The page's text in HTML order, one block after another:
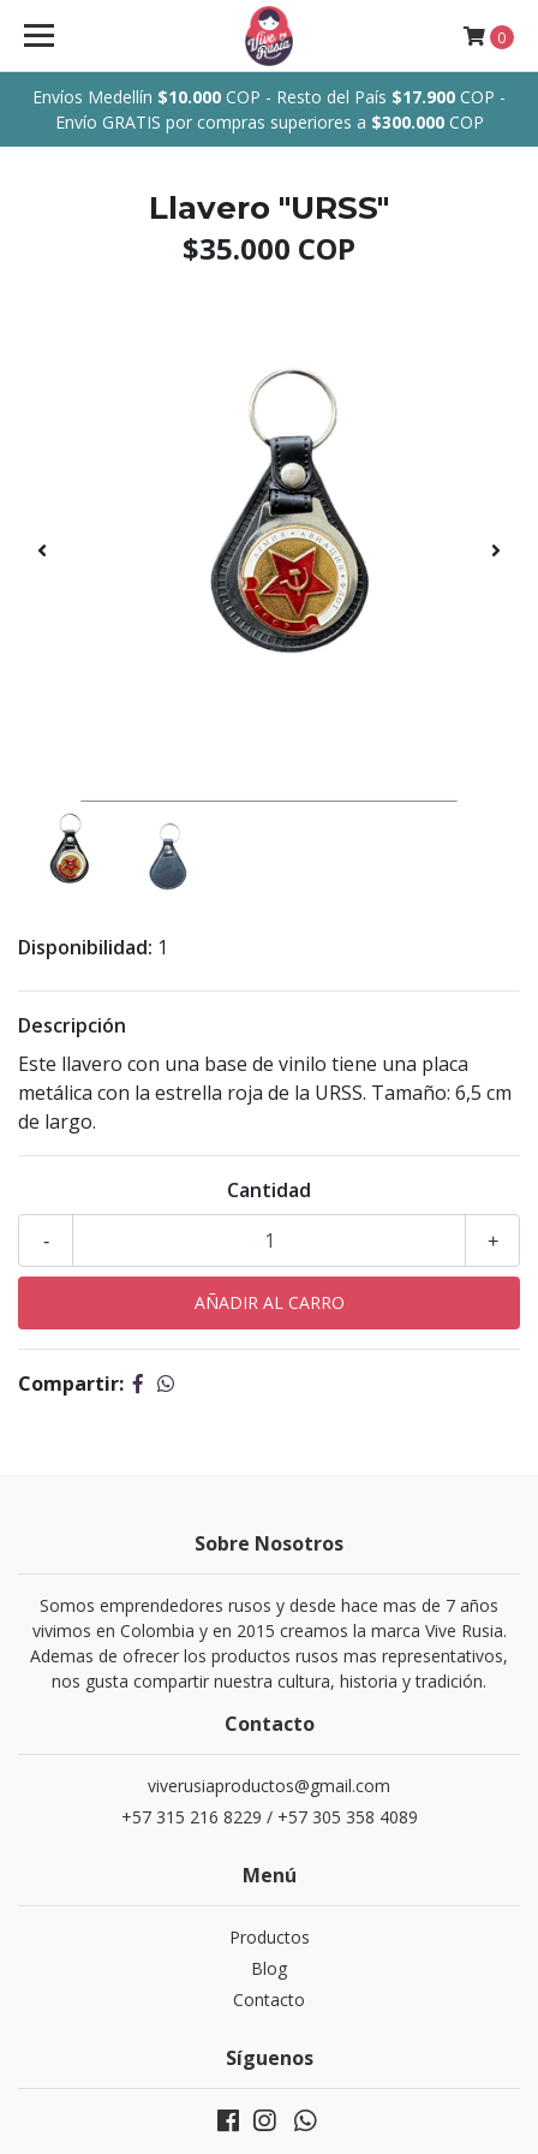
Envíos Medellín $10.000 COP - Resto del País $17.900 COP -
Envío GRATIS por compras superiores a $300.000COP
0
Llavero "URSS"
$35.000 COP
Disponibilidad: 1
Descripción
Este llavero con una base de vinilo tiene una placa
metálica con la estrella roja de la URSS. Tamaño: 6,5 cm
de largo.
Cantidad
+
-
Compartir:
Sobre Nosotros
Somos emprendedores rusos y desde hace mas de 7 años
vivimos en Colombia y en 2015 creamos la marca Vive Rusia.
Ademas de ofrecer los productos rusos mas representativos,
nos gusta compartir nuestra cultura, historia y tradición.
Contacto
viverusiaproductos@gmail.com
+57 315 216 8229 / +57 305 358 4089
Menú
Productos
Blog
Contacto
Síguenos